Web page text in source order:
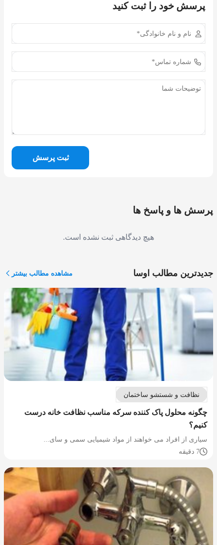
پرسش خود را ثبت کنید
ثبت پرسش
پرسش ها و پاسخ ها
هیچ دیدگاهی ثبت نشده است.
جدیدترین مطالب اوسا مشاهده مطالب بیشتر
نظافت و شستشو ساختمان
چگونه محلول پاک کننده سرکه مناسب نظافت خانه درست
کنیم؟
سیاری از افراد می خواهند از مواد شیمیایی سمی و سای...
7 دقیقه